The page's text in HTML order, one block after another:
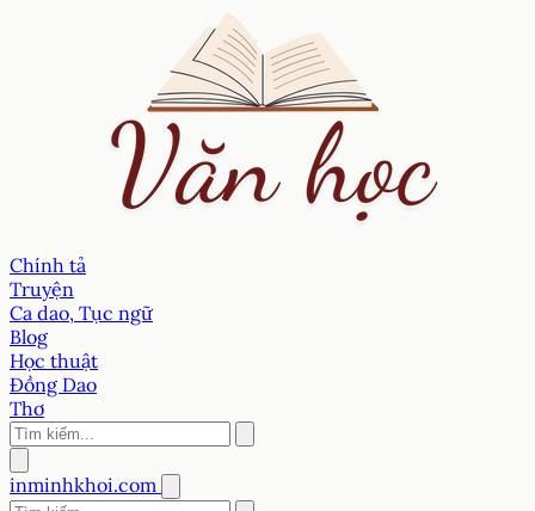
Chính tả
Truyện
Ca dao, Tục ngữ
Blog
Học thuật
Đồng Dao
Thơ
inminhkhoi.com